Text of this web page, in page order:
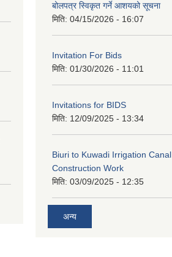
बोलपत्र स्विकृत गर्ने आशयको सूचना
मिति: 04/15/2026 - 16:07
Invitation For Bids
मिति: 01/30/2026 - 11:01
Invitations for BIDS
मिति: 12/09/2025 - 13:34
Biuri to Kuwadi Irrigation Canal
Construction Work
मिति: 03/09/2025 - 12:35
अन्य